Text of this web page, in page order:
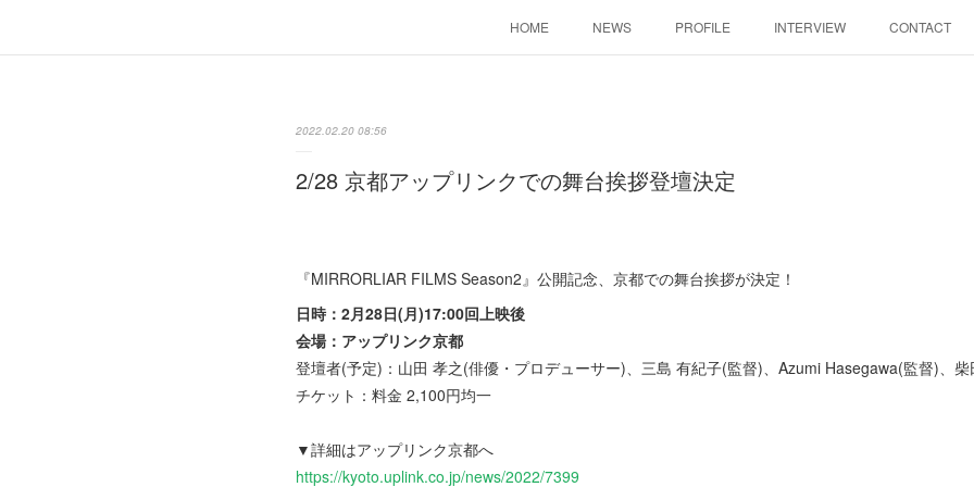
HOME NEWS PROFILE INTERVIEW CONTACT
2022.02.20 08:56
2/28 京都アップリンクでの舞台挨拶登壇決定
『MIRRORLIAR FILMS Season2』公開記念、京都での舞台挨拶が決定！
日時：2月28日(月)17:00回上映後
会場：アップリンク京都
登壇者(予定)：山田 孝之(俳優・プロデューサー)、三島 有紀子(監督)、Azumi Hasegawa(監督)、
チケット：料金 2,100円均一
▼詳細はアップリンク京都へ
https://kyoto.uplink.co.jp/news/2022/7399